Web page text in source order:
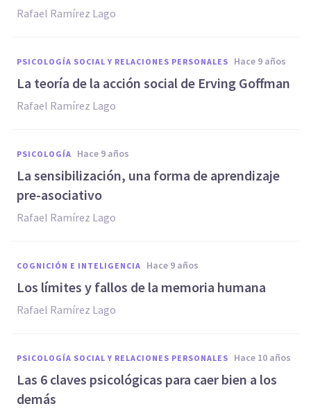
Rafael Ramírez Lago
PSICOLOGÍA SOCIAL Y RELACIONES PERSONALES hace 9 años
​La teoría de la acción social de Erving Goffman
Rafael Ramírez Lago
PSICOLOGÍA hace 9 años
La sensibilización, una forma de aprendizaje
pre-asociativo
Rafael Ramírez Lago
COGNICIÓN E INTELIGENCIA hace 9 años
​Los límites y fallos de la memoria humana
Rafael Ramírez Lago
PSICOLOGÍA SOCIAL Y RELACIONES PERSONALES hace 10 años
Las 6 claves psicológicas para caer bien a los
demás